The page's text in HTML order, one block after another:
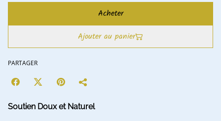
Acheter
Ajouter au panier
PARTAGER
Soutien Doux et Naturel